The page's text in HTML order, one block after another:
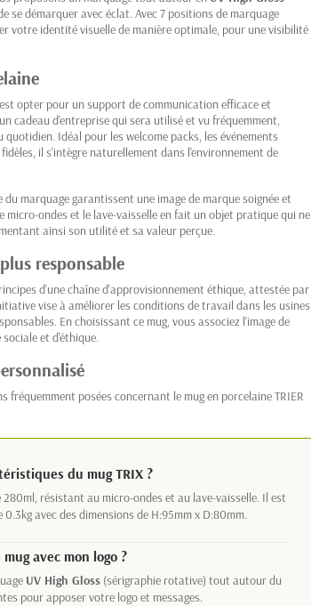
démarquer avec éclat. Avec 7 positions de marquage
votre identité visuelle de manière optimale, pour une visibilité
opter pour un support de communication efficace et
cadeau d'entreprise qui sera utilisé et vu fréquemment,
Idéal pour les welcome packs, les événements
il s'intègre naturellement dans l'environnement de
marquage garantissent une image de marque soignée et
micro-ondes et le lave-vaisselle en fait un objet pratique qui ne
ainsi son utilité et sa valeur perçue.
responsable
d'une chaîne d'approvisionnement éthique, attestée par
vise à améliorer les conditions de travail dans les usines
En choisissant ce mug, vous associez l'image de
et d'éthique.
fréquemment posées concernant le mug en porcelaine TRIER
du mugTRIX ?
280ml, résistant au micro-ondes et au lave-vaisselle. Il est
avec des dimensions de H:95mm x D:80mm.
avec mon logo ?
UV High Gloss (sérigraphie rotative) tout autour du
pour apposer votre logo et messages.